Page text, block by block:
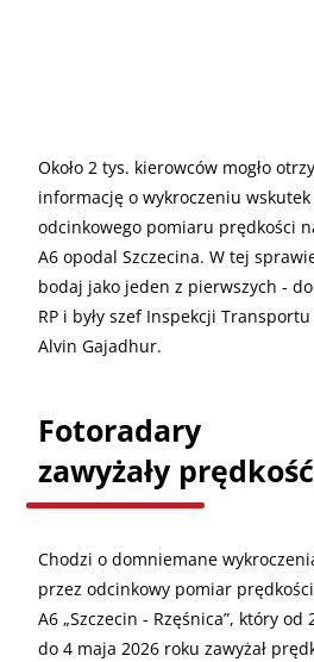
Około 2 tys. kierowców mogło
informację o wykroczeniu wskutek
odcinkowego pomiaru prędkości
A6 opodal Szczecina. W tej
bodaj jako jeden z pierwszych -
RP i były szef Inspekcji
Alvin Gajadhur.
Fotoradary
zawyżały prędkość
Chodzi o domniemane
przez odcinkowy pomiar
A6 „Szczecin - Rzęśnica”, który
do 4 maja 2026 roku zawyżał